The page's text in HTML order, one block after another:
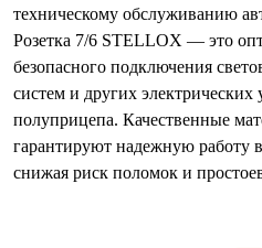
техническому обслуживанию
Розетка 7/6 STELLOX — это
безопасного подключения
систем и других электрических
полуприцепа. Качественные
гарантируют надежную работу
снижая риск поломок и